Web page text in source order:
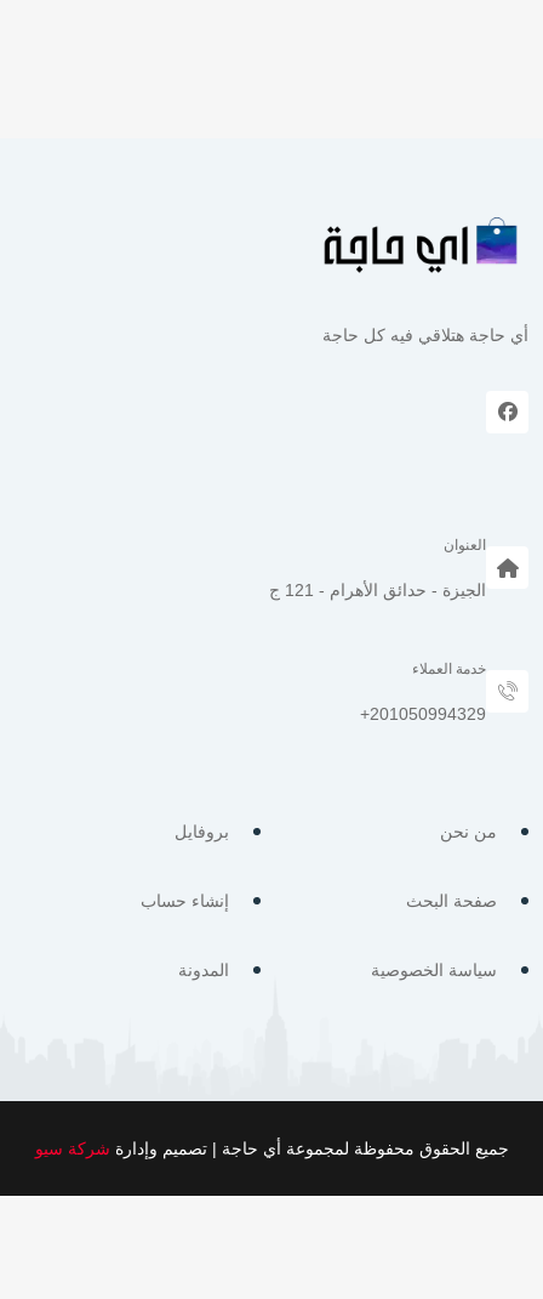
أي حاجة هتلاقي فيه كل حاجة
العنوان
الجيزة - حدائق الأهرام - 121 ج
خدمة العملاء
من نحن
صفحة البحث
سياسة الخصوصية
بروفايل
إنشاء حساب
المدونة
جميع الحقوق محفوظة لمجموعة أي حاجة | تصميم وإدارة شركة سيو